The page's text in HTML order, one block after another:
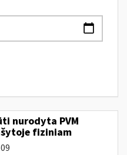
nurodyta PVM
fiziniam